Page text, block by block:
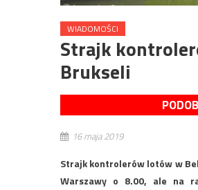
WIADOMOŚCI
Strajk
Brukseli
16 maja 2019
Strajk kontrolerów lotów w
Warszawy o 8.00, ale na